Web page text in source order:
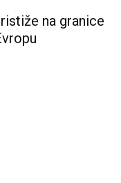
na granice